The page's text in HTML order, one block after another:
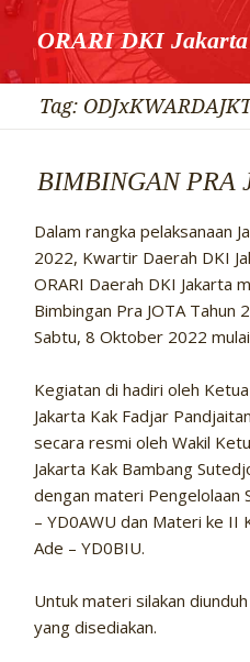
ORARI DKI Jakarta
Tag:
BIMBINGAN PRA
Dalam rangka pelaksanaan
2022, Kwartir Daerah DKI
ORARI Daerah DKI Jakarta
Bimbingan Pra JOTA Tahun
Sabtu, 8 Oktober 2022
Kegiatan di hadiri oleh
Jakarta Kak Fadjar
secara resmi oleh Wakil
Jakarta Kak Bambang
dengan materi Pengelolaan
– YD0AWU dan Materi ke II
Ade – YD0BIU.
Untuk materi silakan
yang disediakan.